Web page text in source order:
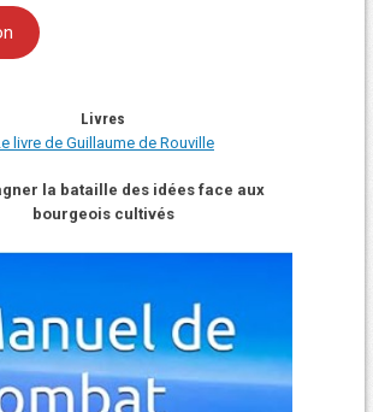
Livres
livre de Guillaume de Rouville
la bataille des idées face aux
bourgeois cultivés